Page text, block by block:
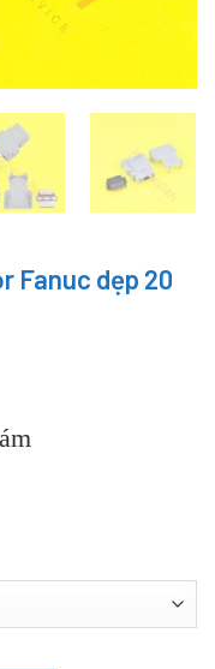
Fanuc dẹp 20